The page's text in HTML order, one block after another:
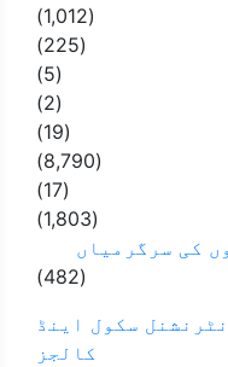
(1,012)
(225)
(5)
(2)
(19)
(8,790)
(17)
(1,803)
کی سرگرمیاں
(482)
سکول اینڈ
کالجز